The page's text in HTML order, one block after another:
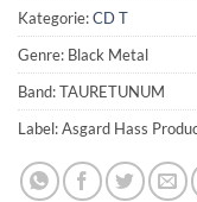
Kategorie:CD T
Genre: Black Metal
Band: TAURETUNUM
Label: Asgard Hass